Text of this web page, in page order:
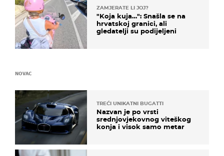
ZAMJERATE LI JOJ?
"Koja kuja…": Snašla se na
hrvatskoj granici, ali
gledatelji su podijeljeni
NOVAC
TREĆI UNIKATNI BUGATTI
Nazvan je po vrsti
srednjovjekovnog viteškog
konja i visok samo metar